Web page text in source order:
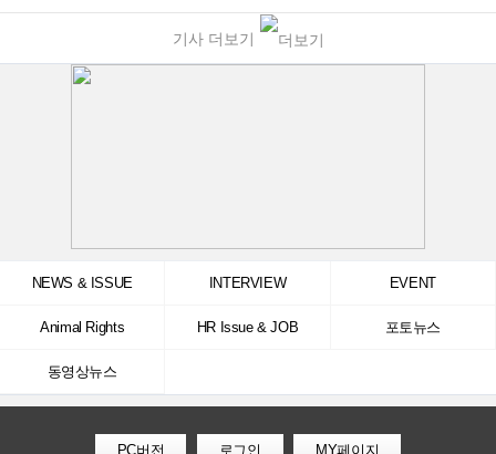
기사 더보기
NEWS & ISSUE INTERVIEW EVENT
Animal Rights HR Issue & JOB 포토뉴스
동영상뉴스
PC버전 로그인 MY페이지